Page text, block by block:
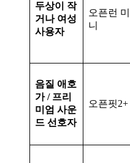
두상이 작
거나 여성
사용자
오픈런 미
니
음질 애호
가 / 프리
미엄 사운
드 선호자
오픈핏2+